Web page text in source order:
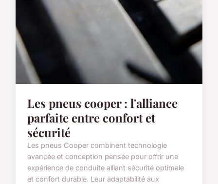
Les pneus cooper : l'alliance
parfaite entre confort et
sécurité
Les pneus Cooper combinent technologie
avancée et conception pensée pour offrir une
expérience de conduite alliant sécurité optimale
et confort durable. Leur adaptabilité aux